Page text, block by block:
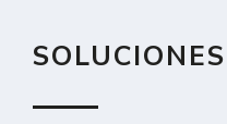
SOLUCIONES